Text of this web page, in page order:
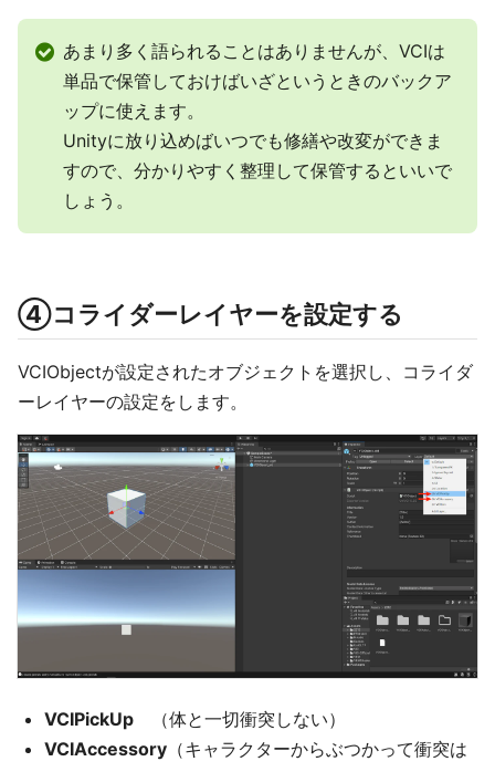
あまり多く語られることはありませんが、VCIは
単品で保管しておけばいざというときのバックア
ップに使えます。
Unityに放り込めばいつでも修繕や改変ができま
すので、分かりやすく整理して保管するといいで
しょう。
④コライダーレイヤーを設定する
VCIObjectが設定されたオブジェクトを選択し、コライダ
ーレイヤーの設定をします。
VCIPickUp （体と一切衝突しない）
VCIAccessory （キャラクターからぶつかって衝突は